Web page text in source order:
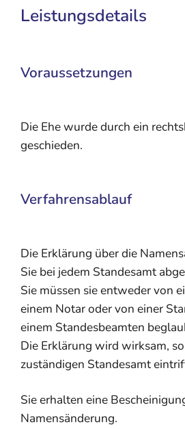
Leistungsdetails
Voraussetzungen
Die Ehe wurde durch ein
geschieden.
Verfahrensablauf
Die Erklärung über die
Sie bei jedem Standesamt
Sie müssen sie entweder von
einem Notar oder von einer
einem Standesbeamten
Die Erklärung wird wirksam,
zuständigen Standesamt
Sie erhalten eine
Namensänderung.